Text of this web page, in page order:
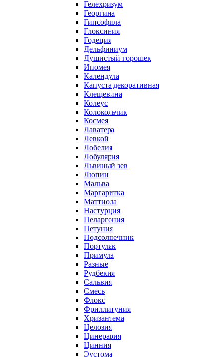
Гелехризум
Георгина
Гипсофила
Глоксиния
Годеция
Дельфиниум
Душистый горошек
Ипомея
Календула
Капуста декоративная
Клещевина
Колеус
Колокольчик
Космея
Лаватера
Левкой
Лобелия
Лобулярия
Львиный зев
Люпин
Мальва
Маргаритка
Маттиола
Настурция
Пеларгония
Петуния
Подсолнечник
Портулак
Примула
Разные
Рудбекия
Сальвия
Смесь
Флокс
Фриллитуния
Хризантема
Целозия
Цинерария
Цинния
Эустома